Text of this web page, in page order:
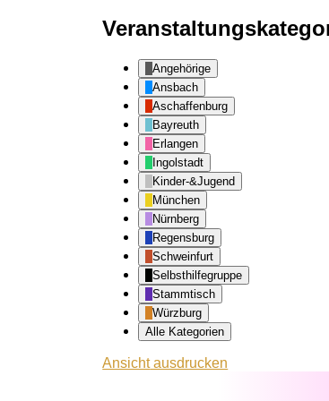
Angehörige
Ansbach
Aschaffenburg
Bayreuth
Erlangen
Ingolstadt
Kinder-&Jugend
München
Nürnberg
Regensburg
Schweinfurt
Selbsthilfegruppe
Stammtisch
Würzburg
Alle Kategorien
Ansichtausdrucken